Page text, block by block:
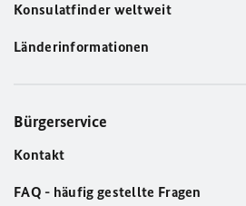
Konsulatfinder weltweit
Länderinformationen
Bürgerservice
Kontakt
FAQ - häufig gestellte Fragen